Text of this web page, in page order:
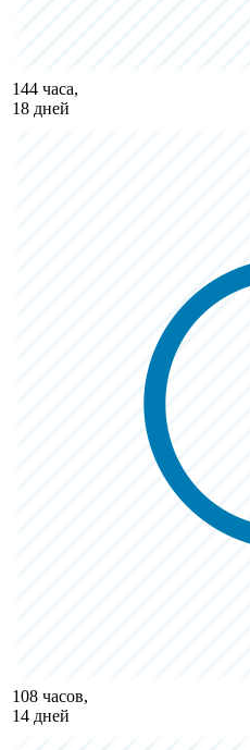
144 часа,
18 дней
108 часов,
14 дней